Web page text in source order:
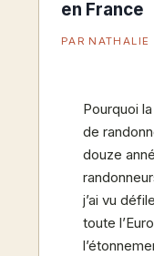
en France
PAR NATHALIE
Pourquoi
de
douze
j’ai vu
toute